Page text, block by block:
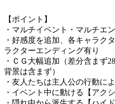
【ポイント】
・マルチイベント・マルチエ
・好感度を追加、各キャラク
ラクターエンディング有り
・ＣＧ大幅追加（差分含まず
背景は含まず）
・友人たちは主人公の行動に
・イベント中に動ける【アク